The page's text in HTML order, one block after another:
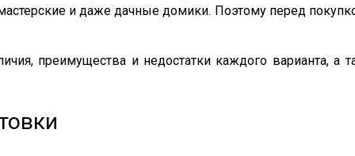
и даже дачные домики. Поэтому перед
преимущества и недостатки каждого варианта, а